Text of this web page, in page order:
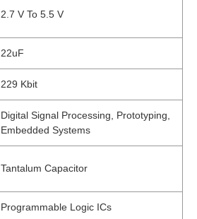
2.7 V To 5.5 V
22uF
229 Kbit
Digital Signal Processing, Prototyping,
Embedded Systems
Tantalum Capacitor
Programmable Logic ICs